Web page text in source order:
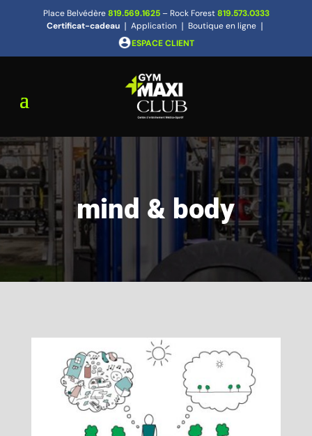
Place Belvédère819.569.1625– Rock Forest819.573.0333
Certificat-cadeau ❘ Application ❘ Boutique en ligne ❘
ESPACE CLIENT
mind & body